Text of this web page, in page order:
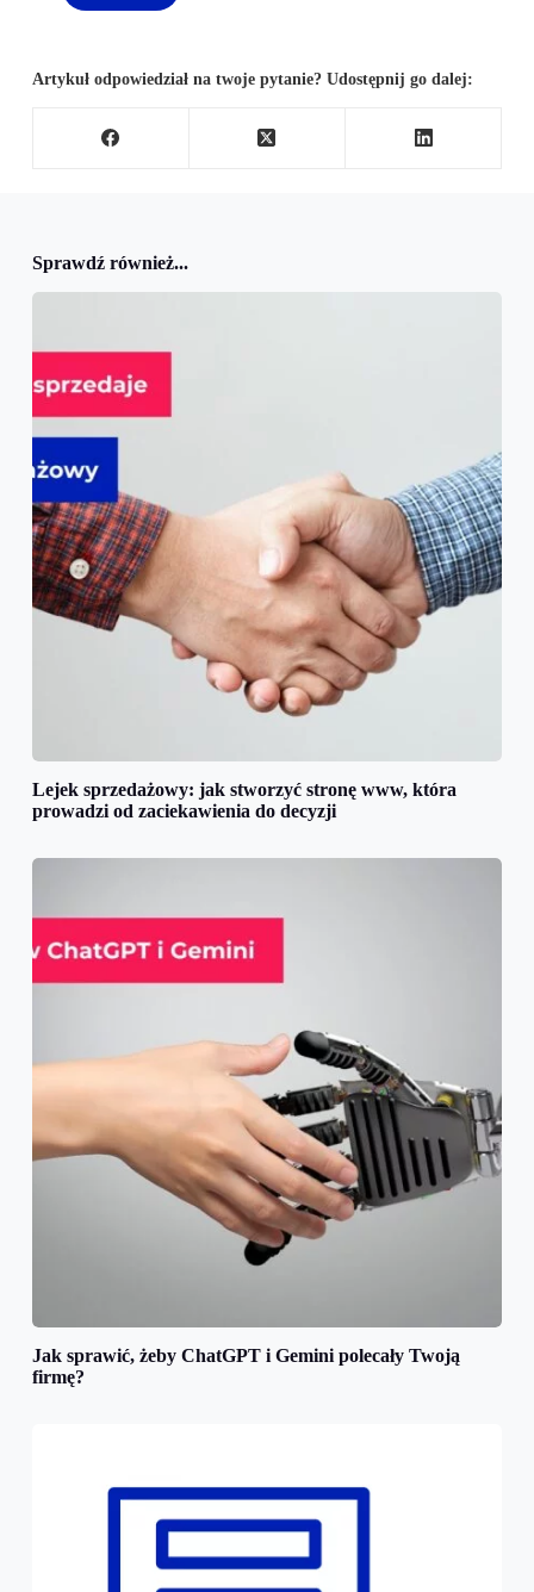
Artykuł odpowiedział na twoje pytanie? Udostępnij go dalej:
Sprawdź również...
Lejek sprzedażowy: jak stworzyć stronę www, która
prowadzi od zaciekawienia do decyzji
Jak sprawić, żeby ChatGPT i Gemini polecały Twoją
firmę?